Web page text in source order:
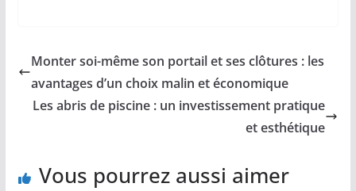
Monter soi-même son portail et ses clôtures : les
avantages d’un choix malin et économique
Les abris de piscine : un investissement pratique
et esthétique
Vous pourrez aussi aimer